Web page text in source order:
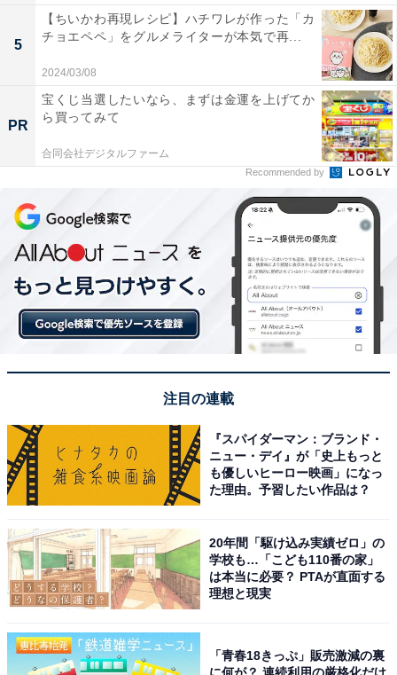
材料はウナギの蒲焼き（半尾）と卵（3個）、油（小さ
じ1）です。味付けは白だし（小さじ1）と水（大さじ
2）。水に片栗粉を少々加えると固まりやすくなり、形
が整います。
ウナギはフライパンの中央より少し上に置くと巻きやすくなります
フライパンを温めたら油をなじませ、卵液の半量を流し
込み半熟状にします。ウナギの蒲焼きを横半分にカット
し、卵の上に置きます。
5
【ちいかわ再現レシピ】ハチワレが作った「カ
チョエペペ」をグルメライターが本気で再...
2024/03/08
PR
宝くじ当選したいなら、まずは金運を上げてか
ら買ってみて
合同会社デジタルファーム
Recommended by
注目の連載
『スパイダーマン：ブランド・
ニュー・デイ』が「史上もっと
も優しいヒーロー映画」になっ
た理由。予習したい作品は？
20年間「駆け込み実績ゼロ」の
学校も…「こども110番の家」
は本当に必要？ PTAが直面する
理想と現実
「青春18きっぷ」販売激減の裏
に何が？ 連続利用の厳格化だけ